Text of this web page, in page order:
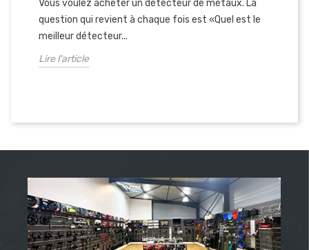
Vous voulez acheter un détecteur de métaux. La
question qui revient à chaque fois est «Quel est le
meilleur détecteur...
Lire l'article